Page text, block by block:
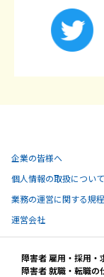
企業の皆様へ
個人情報の取扱について
業務の運営に関する規程
運営会社
障害者 雇用・採用・
障害者 就職・転職の